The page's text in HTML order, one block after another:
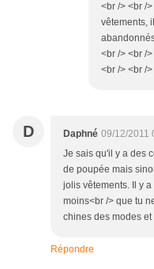
<br /> <br /
vêtements,
<br /> <br /
<br /> <br /
D Daphné 09/12/2011
Je sais qu'il y a des
de poupée mais
jolis vêtements. Il y
moins<br /> que tu
chines des modes
Répondre